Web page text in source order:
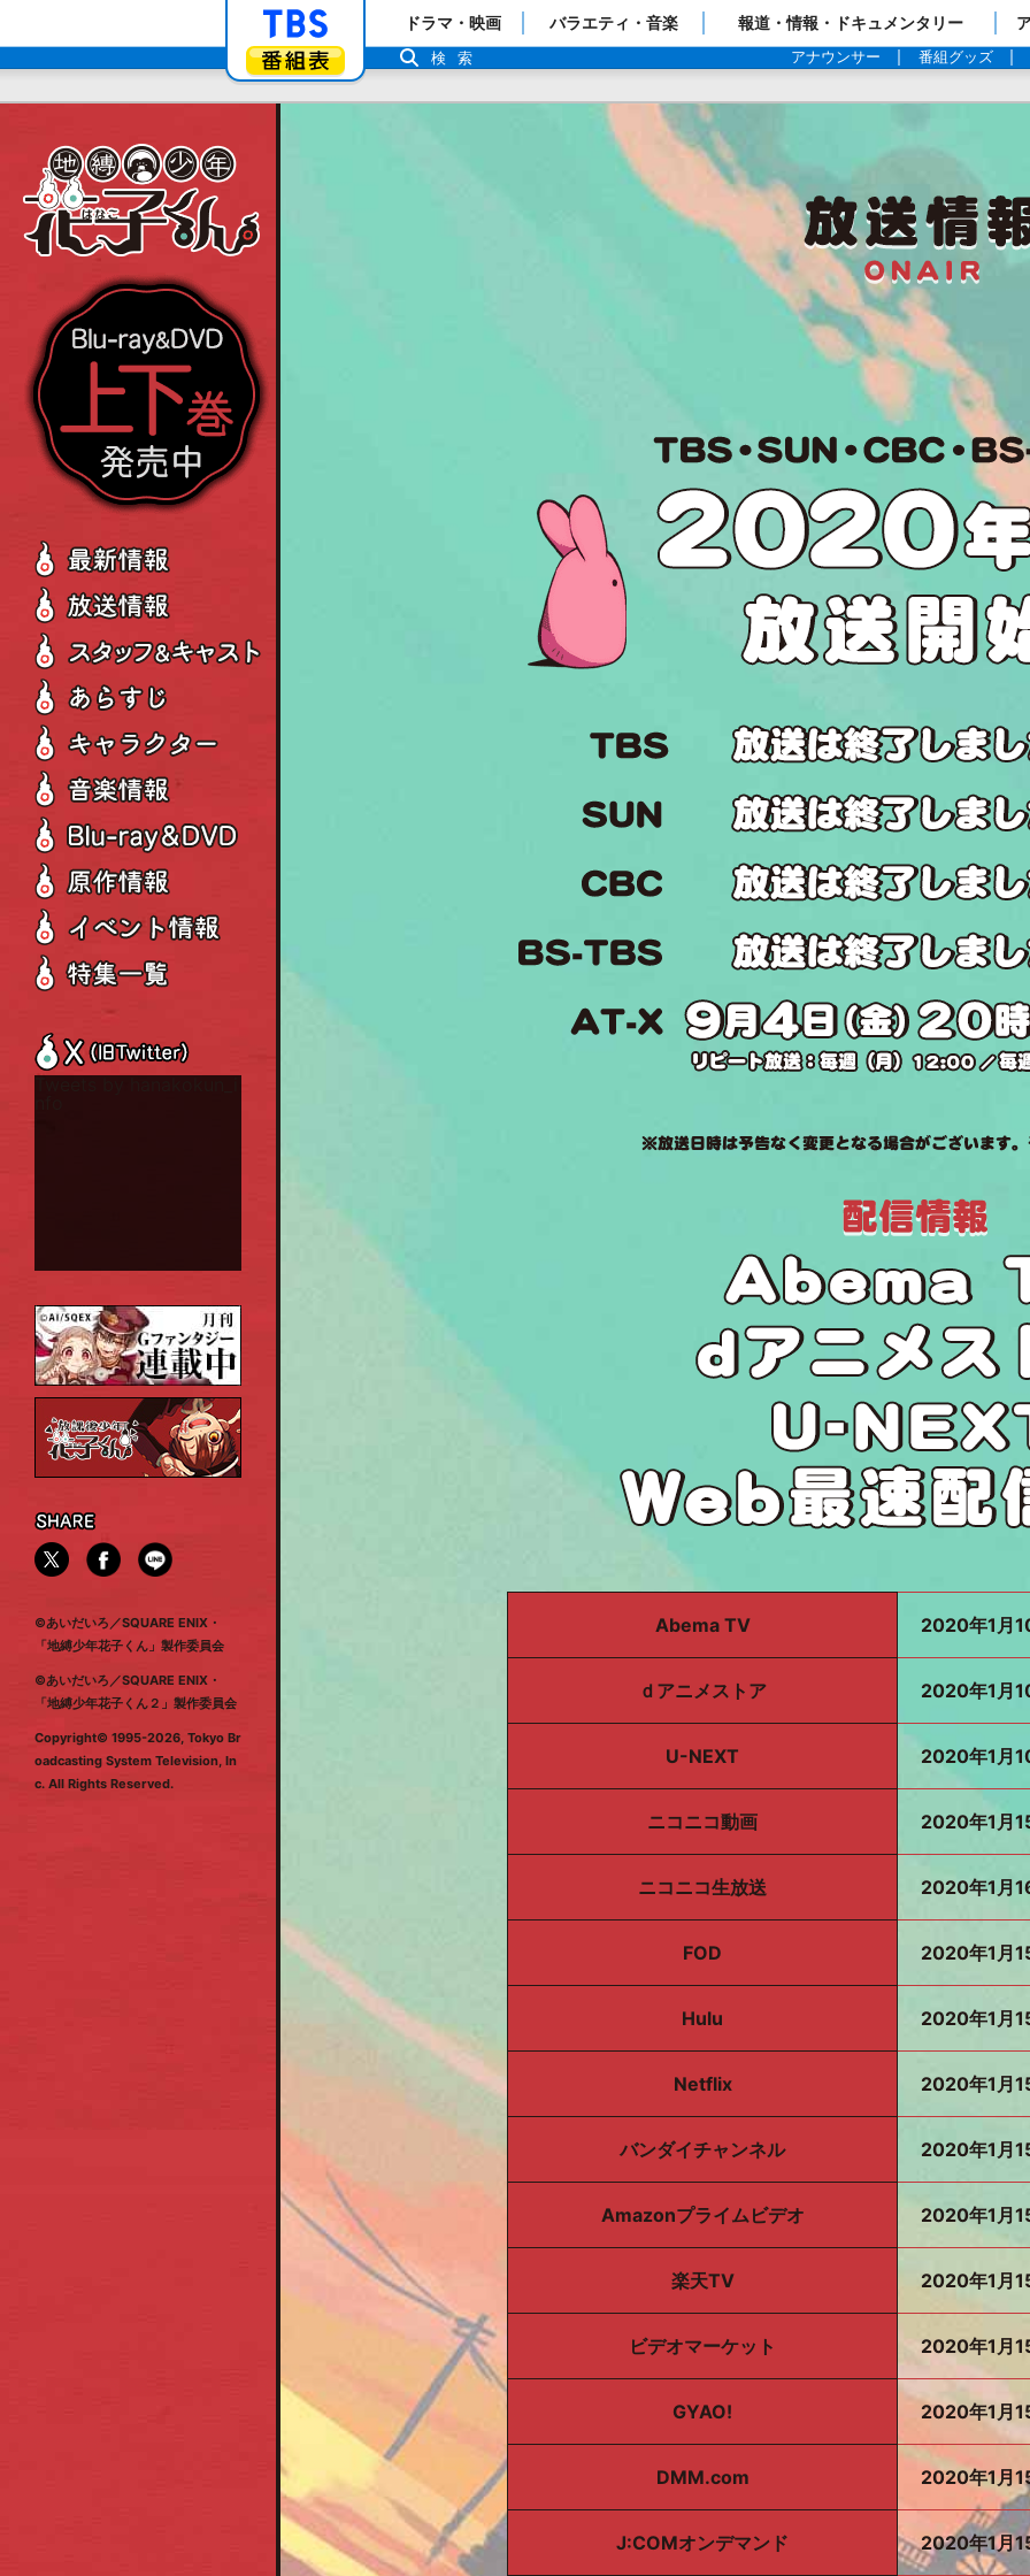
「TBSテレビ」トップページ
番組表
ドラマ・映画 バラエティ・音楽 報道・情報・ドキュメンタリー
アナウンサー 番組グッズ
検索
©あいだいろ／SQUARE ENIX・
「地縛少年花子くん」製作委員会
©あいだいろ／SQUARE ENIX・
「地縛少年花子くん２」製作委員会
Copyright© 1995-2026, Tokyo Br
oadcasting System Television, In
c. All Rights Reserved.
Abema TV 2020年1月
ｄアニメストア 2020年1月
U-NEXT 2020年1月
ニコニコ動画 2020年1月
ニコニコ生放送 2020年1月
FOD 2020年1月
Hulu 2020年1月
Netflix 2020年1月
バンダイチャンネル 2020年1月
Amazonプライムビデオ 2020年1月
楽天TV 2020年1月
ビデオマーケット 2020年1月
GYAO! 2020年1月
DMM.com 2020年1月
J:COMオンデマンド 2020年1月